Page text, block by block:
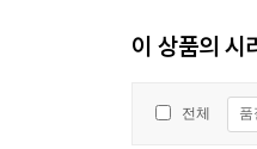
이 상품의 시
전체 품